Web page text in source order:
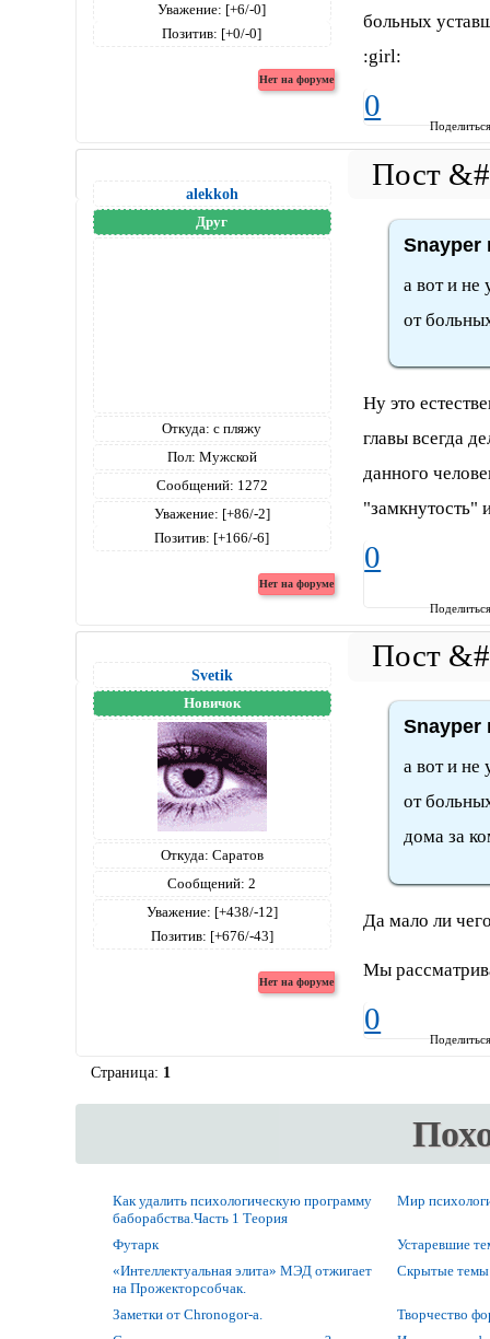
Уважение: [+6/-0]
Позитив: [+0/-0]
больных
:girl:
0
alekkoh
Друг
Откуда: с пляжу
Пол: Мужской
Сообщений: 1272
Уважение: [+86/-2]
Позитив: [+166/-6]
Snayper
а вот и не
от
Ну это
главы всегда
данного
"замкнутость"
0
Svetik
Новичок
Откуда: Саратов
Сообщений: 2
Уважение: [+438/-12]
Позитив: [+676/-43]
Snayper
а вот и не
от
дома за
Да мало ли
Мы
0
Страница: 1
Как удалить психологическую программу
баборабства.Часть 1 Теория
Мир
Футарк
Устаревшие
«Интеллектуальная элита» МЭД отжигает
на Прожекторсобчак.
Скрытые темы
Заметки от Chronogor-а.
Творчество